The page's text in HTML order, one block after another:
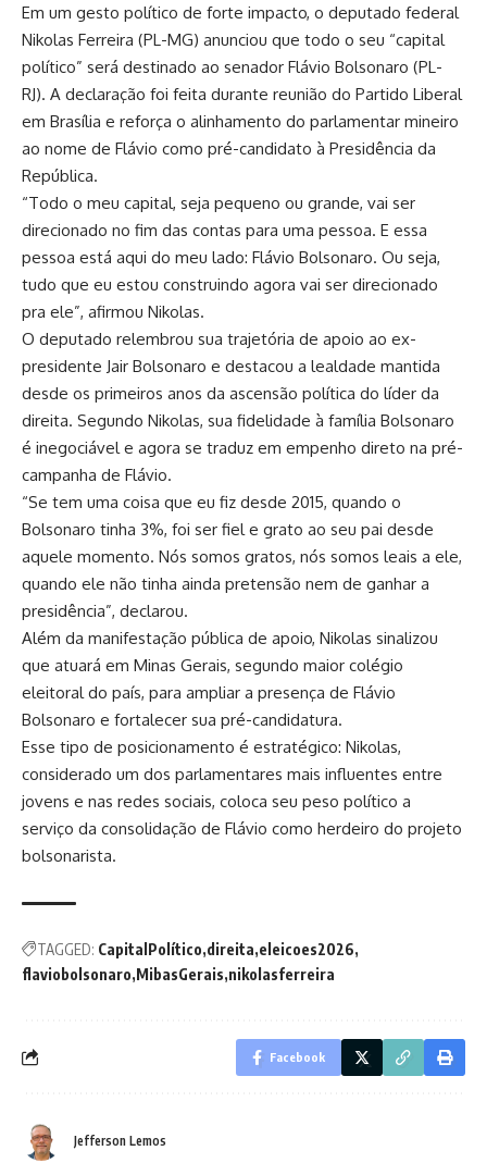
Em um gesto político de forte impacto, o deputado federal
Nikolas Ferreira (PL-MG) anunciou que todo o seu “capital
político” será destinado ao senador Flávio Bolsonaro (PL-
RJ). A declaração foi feita durante reunião do Partido Liberal
em Brasília e reforça o alinhamento do parlamentar mineiro
ao nome de Flávio como pré-candidato à Presidência da
República.
“Todo o meu capital, seja pequeno ou grande, vai ser
direcionado no fim das contas para uma pessoa. E essa
pessoa está aqui do meu lado: Flávio Bolsonaro. Ou seja,
tudo que eu estou construindo agora vai ser direcionado
pra ele”, afirmou Nikolas.
O deputado relembrou sua trajetória de apoio ao ex-
presidente Jair Bolsonaro e destacou a lealdade mantida
desde os primeiros anos da ascensão política do líder da
direita. Segundo Nikolas, sua fidelidade à família Bolsonaro
é inegociável e agora se traduz em empenho direto na pré-
campanha de Flávio.
“Se tem uma coisa que eu fiz desde 2015, quando o
Bolsonaro tinha 3%, foi ser fiel e grato ao seu pai desde
aquele momento. Nós somos gratos, nós somos leais a ele,
quando ele não tinha ainda pretensão nem de ganhar a
presidência”, declarou.
Além da manifestação pública de apoio, Nikolas sinalizou
que atuará em Minas Gerais, segundo maior colégio
eleitoral do país, para ampliar a presença de Flávio
Bolsonaro e fortalecer sua pré-candidatura.
Esse tipo de posicionamento é estratégico: Nikolas,
considerado um dos parlamentares mais influentes entre
jovens e nas redes sociais, coloca seu peso político a
serviço da consolidação de Flávio como herdeiro do projeto
bolsonarista.
TAGGED: CapitalPolítico direita eleicoes2026
flaviobolsonaro MibasGerais nikolasferreira
Facebook
Jefferson Lemos